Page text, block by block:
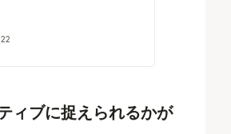
.22
ィブに捉えられるかが